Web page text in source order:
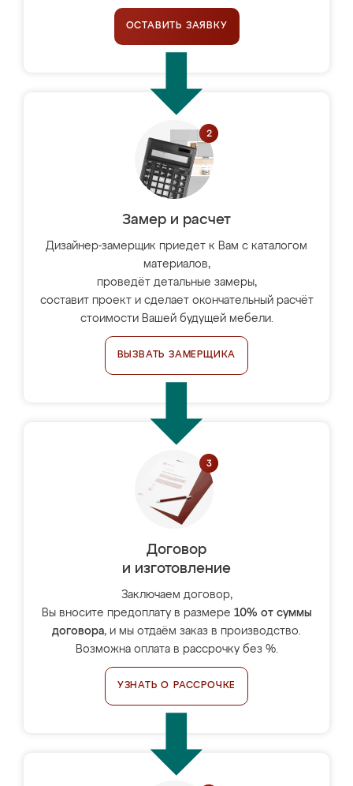
ОСТАВИТЬ ЗАЯВКУ
Замер и расчет
Дизайнер-замерщик приедет к Вам с каталогом
материалов,
проведёт детальные замеры,
составит проект и сделает окончательный расчёт
стоимости Вашей будущей мебели.
ВЫЗВАТЬ ЗАМЕРЩИКА
Договор
и изготовление
Заключаем договор,
Вы вносите предоплату в размере 10% от суммы
договора, и мы отдаём заказ в производство.
Возможна оплата в рассрочку без %.
УЗНАТЬ О РАССРОЧКЕ